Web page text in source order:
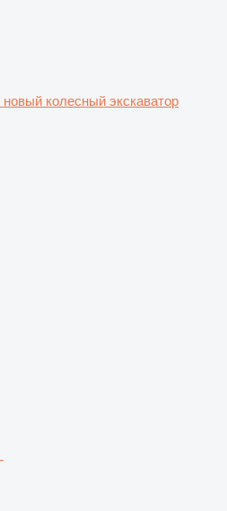
новый колесный экскаватор